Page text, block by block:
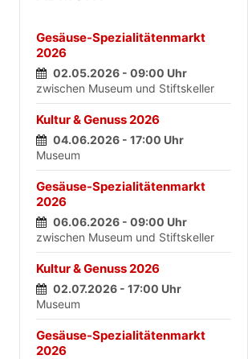
unterwegs
Notfalltraining
stärkt
Teamarbeit im
27. JULI 2026
Gesäuse-Spezialitätenmarkt
2026
02.05.2026 - 09:00 Uhr
zwischen Museum und Stiftskeller
Kultur & Genuss 2026
04.06.2026 - 17:00 Uhr
Museum
Gesäuse-Spezialitätenmarkt
2026
06.06.2026 - 09:00 Uhr
zwischen Museum und Stiftskeller
Kultur & Genuss 2026
02.07.2026 - 17:00 Uhr
Museum
Gesäuse-Spezialitätenmarkt
2026